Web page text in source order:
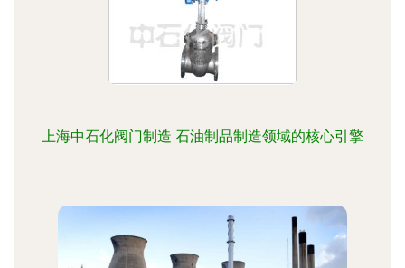
上海中石化阀门制造 石油制品制造领域的核心引擎